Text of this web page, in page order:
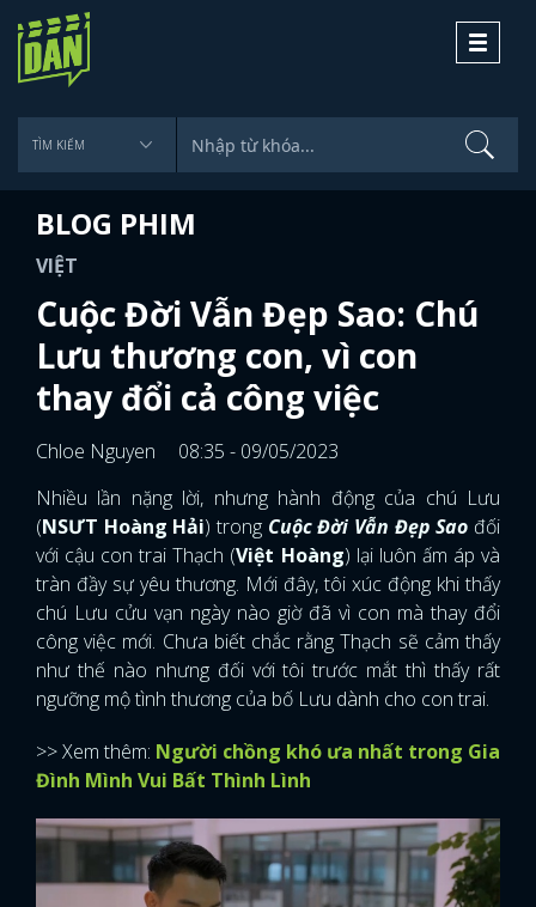
Toggle
BLOG PHIM
VIỆT
Cuộc Đời Vẫn Đẹp Sao: Chú
Lưu thương con, vì con
thay đổi cả công việc
Chloe Nguyen
08:35 - 09/05/2023
Nhiều lần nặng lời, nhưng hành động của chú Lưu
(NSƯT Hoàng Hải) trong Cuộc Đời Vẫn Đẹp Sao đối
với cậu con trai Thạch (Việt Hoàng) lại luôn ấm áp và
tràn đầy sự yêu thương. Mới đây, tôi xúc động khi thấy
chú Lưu cửu vạn ngày nào giờ đã vì con mà thay đổi
công việc mới. Chưa biết chắc rằng Thạch sẽ cảm thấy
như thế nào nhưng đối với tôi trước mắt thì thấy rất
ngưỡng mộ tình thương của bố Lưu dành cho con trai.
>> Xem thêm: Người chồng khó ưa nhất trong Gia
Đình Mình Vui Bất Thình Lình